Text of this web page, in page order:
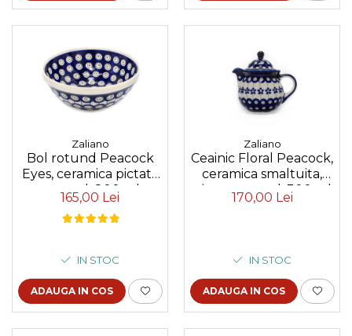
Zaliano
Bol rotund Peacock
Eyes, ceramica pictata
manual, 800 ml
165,00 Lei
IN STOC
ADAUGA IN COS
Zaliano
Ceainic Floral Peacock,
ceramica smaltuita,
pictat manual, 300 ml
170,00 Lei
IN STOC
ADAUGA IN COS